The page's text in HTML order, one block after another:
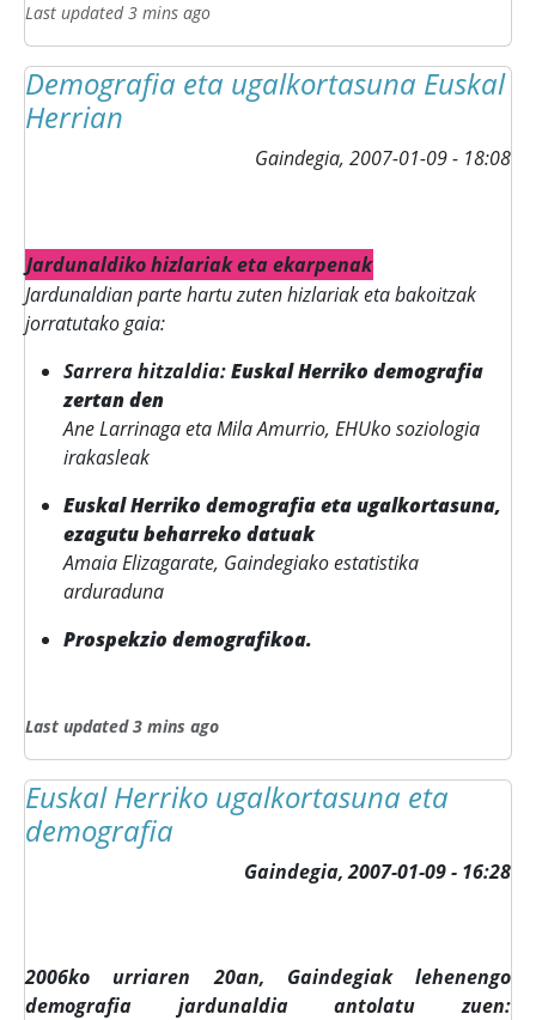
Last updated 3 mins ago
Demografia eta ugalkortasuna Euskal
Herrian
Gaindegia, 2007-01-09 - 18:08
Jardunaldiko hizlariak eta ekarpenak
Jardunaldian parte hartu zuten hizlariak eta bakoitzak
jorratutako gaia:
Sarrera hitzaldia:Euskal Herriko demografia
zertan den
Ane Larrinaga eta Mila Amurrio, EHUko soziologia
irakasleak
Euskal Herriko demografia eta ugalkortasuna,
ezagutu beharreko datuak
Amaia Elizagarate, Gaindegiako estatistika
arduraduna
Prospekzio demografikoa.
Last updated 3 mins ago
Euskal Herriko ugalkortasuna eta
demografia
Gaindegia,2007-01-09 - 16:28
2006ko urriaren 20an, Gaindegiak lehenengo
demografia jardunaldia antolatu zuen: